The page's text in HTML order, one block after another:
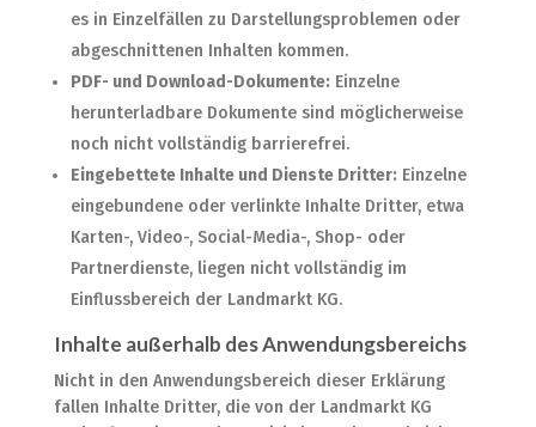
es in Einzelfällen zu Darstellungsproblemen oder
abgeschnittenen Inhalten kommen.
PDF- und Download-Dokumente:Einzelne
herunterladbare Dokumente sind möglicherweise
noch nicht vollständig barrierefrei.
Eingebettete Inhalte und Dienste Dritter:Einzelne
eingebundene oder verlinkte Inhalte Dritter, etwa
Karten-, Video-, Social-Media-, Shop- oder
Partnerdienste, liegen nicht vollständig im
Einflussbereich der Landmarkt KG.
Inhalte außerhalb des Anwendungsbereichs
Nicht in den Anwendungsbereich dieser Erklärung
fallen Inhalte Dritter, die von der Landmarkt KG